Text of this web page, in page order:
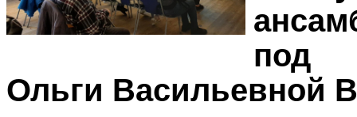
под
Ольги Васильевной